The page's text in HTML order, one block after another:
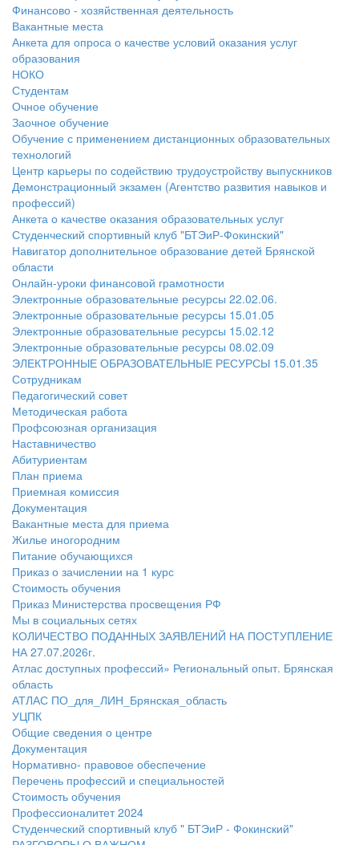
Финансово - хозяйственная деятельность
Вакантные места
Анкета для опроса о качестве условий оказания услуг
образования
НОКО
Студентам
Очное обучение
Заочное обучение
Обучение с применением дистанционных образовательных
технологий
Центр карьеры по содействию трудоустройству выпускников
Демонстрационный экзамен (Агентство развития навыков и
профессий)
Анкета о качестве оказания образовательных услуг
Студенческий спортивный клуб "БТЭиР-Фокинский"
Навигатор дополнительное образование детей Брянской
области
Онлайн-уроки финансовой грамотности
Электронные образовательные ресурсы 22.02.06.
Электронные образовательные ресурсы 15.01.05
Электронные образовательные ресурсы 15.02.12
Электронные образовательные ресурсы 08.02.09
ЭЛЕКТРОННЫЕ ОБРАЗОВАТЕЛЬНЫЕ РЕСУРСЫ 15.01.35
Сотрудникам
Педагогический совет
Методическая работа
Профсоюзная организация
Наставничество
Абитуриентам
План приема
Приемная комиссия
Документация
Вакантные места для приема
Жилье иногородним
Питание обучающихся
Приказ о зачислении на 1 курс
Стоимость обучения
Приказ Министерства просвещения РФ
Мы в социальных сетях
КОЛИЧЕСТВО ПОДАННЫХ ЗАЯВЛЕНИЙ НА ПОСТУПЛЕНИЕ
НА 27.07.2026г.
Атлас доступных профессий» Региональный опыт. Брянская
область
АТЛАС ПО_для_ЛИН_Брянская_область
УЦПК
Общие сведения о центре
Документация
Нормативно- правовое обеспечение
Перечень профессий и специальностей
Стоимость обучения
Профессионалитет 2024
Студенческий спортивный клуб " БТЭиР - Фокинский"